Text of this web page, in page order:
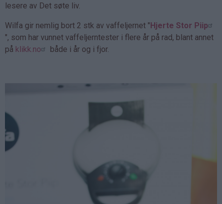
lesere av Det søte liv.
Wilfa gir nemlig bort 2 stk av vaffeljernet "Hjerte Stor Piip
", som har vunnet vaffeljerntester i flere år på rad, blant annet
på klikk.no både i år og i fjor.